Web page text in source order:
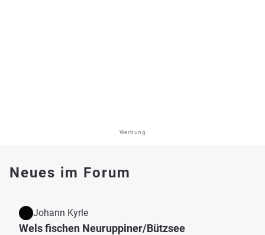
Werbung
Neues im Forum
Johann Kyrle
Wels fischen Neuruppiner/Bützsee